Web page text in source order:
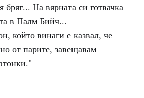
На вярната си готвачка
в Палм Бийч...
който винаги е казвал, че
от парите, завещавам